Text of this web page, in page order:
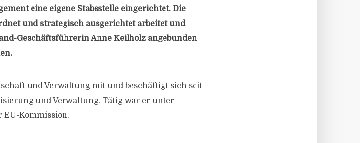
eine eigene Stabsstelle eingerichtet. Die
und strategisch ausgerichtet arbeitet und
Geschäftsführerin Anne Keilholz angebunden
und Verwaltung mit und beschäftigt sich seit
und Verwaltung. Tätig war er unter
EU-Kommission.